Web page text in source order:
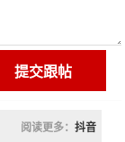
阅读更多： 抖音